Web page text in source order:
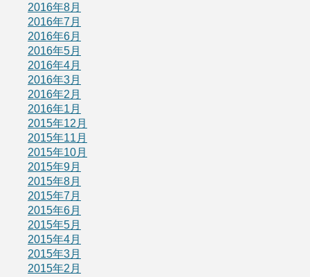
2016年8月
2016年7月
2016年6月
2016年5月
2016年4月
2016年3月
2016年2月
2016年1月
2015年12月
2015年11月
2015年10月
2015年9月
2015年8月
2015年7月
2015年6月
2015年5月
2015年4月
2015年3月
2015年2月